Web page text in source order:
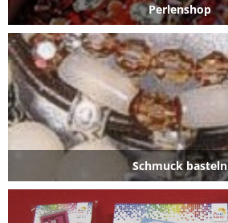
Perlenshop
Schmuck basteln